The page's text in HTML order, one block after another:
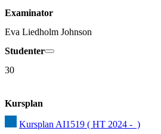
Examinator
Eva Liedholm Johnson
Studenter
30
Kursplan
Kursplan AI1519 ( HT 2024 -  )